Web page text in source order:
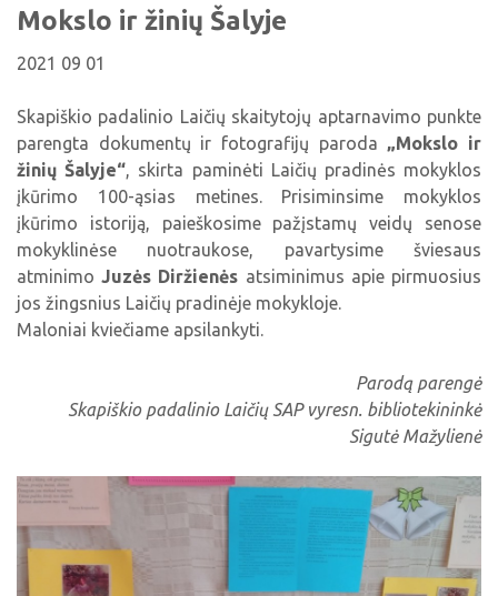
Biblioteka visiems
Viktorinos
Žymūs kupiškėnai
Skulptūros, prabylančios autoriaus balsu
Mūsų kraštas
Virtualios parodos
Edukaciniai užsiėmimai
NVŠ programa „Atrask ir kurk"
Periodiniai leidiniai
Tau patiks
Naudinga informacija
Padaliniai
Mokslo ir žinių Šalyje
2021 09 01
Skapiškio padalinio Laičių skaitytojų aptarnavimo punkte
parengta dokumentų ir fotografijų paroda „Mokslo ir
žinių Šalyje“, skirta paminėti Laičių pradinės mokyklos
įkūrimo 100-ąsias metines. Prisiminsime mokyklos
įkūrimo istoriją, paieškosime pažįstamų veidų senose
mokyklinėse nuotraukose, pavartysime šviesaus
atminimoJuzės Diržienės atsiminimus apie pirmuosius
jos žingsnius Laičių pradinėje mokykloje.
Maloniai kviečiame apsilankyti.
Parodą parengė
Skapiškio padalinio Laičių SAP vyresn. bibliotekininkė
Sigutė Mažylienė